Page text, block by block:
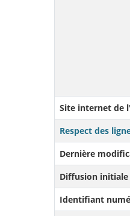
Site internet de
Respect des
Dernière
Diffusion initiale
Identifiant